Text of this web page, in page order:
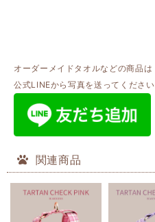
オーダーメイドタオルなどの商品は
公式LINEから写真を送ってください
関連商品